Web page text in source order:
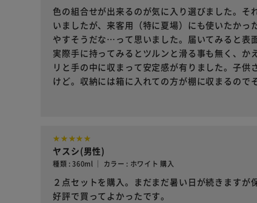
色の組合せが出来るのが気に入り選びました。
いましたが、来客用（特に夏場）にも使いたか
やすそうだな…って思いました。届いてみると表
実際手に持ってみるとツルンと滑る事も無く、
リと手の中に収まって安定感が有りました。子
けど。収納には箱に入れての方が棚に収まるので
ヤスシ(男性)
種類 : 360ml ｜ カラー : ホワイト 購入
２点セットを購入。まだまだ暑い日が続きます
好評で買ってよかったです。